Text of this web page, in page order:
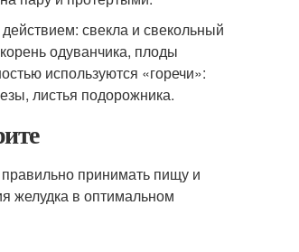
свекла и свекольный
одуванчика, плоды
используются «горечи»:
листья подорожника.
правильно принимать пищу и
желудка в оптимальном